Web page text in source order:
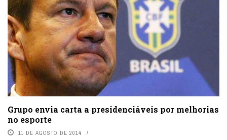
Grupo envia carta a presidenciáveis por melhorias
no esporte
11 DE AGOSTO DE 2014